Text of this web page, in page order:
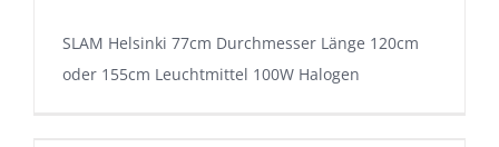
SLAM Helsinki 77cm Durchmesser Länge 120cm
oder 155cm Leuchtmittel 100W Halogen